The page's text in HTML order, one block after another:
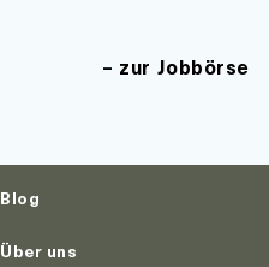
zur Jobbörse
Blog
Über uns